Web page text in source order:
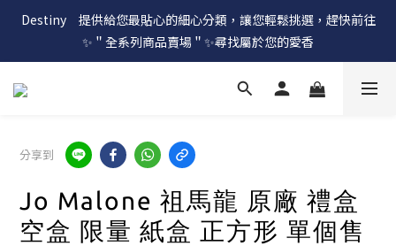
Destiny　提供給您最貼心的細心分類，讓您輕鬆挑選，趕快前往
✨＂全系列商品賣場＂✨尋找屬於您的愛香
分享到
Jo Malone 祖馬龍 原廠 禮盒
空盒 限量 紙盒 正方形 單個售